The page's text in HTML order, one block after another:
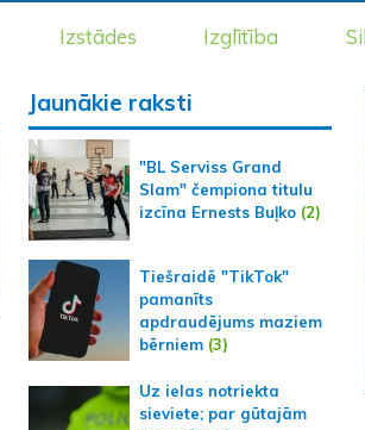
Izstādes Izglītība
Jaunākie raksti
"BL Serviss Grand
Slam" čempiona titulu
izcīna Ernests Buļko (2)
Tiešraidē "TikTok"
pamanīts
apdraudējums maziem
bērniem (3)
Uz ielas notriekta
sieviete; par gūtajām